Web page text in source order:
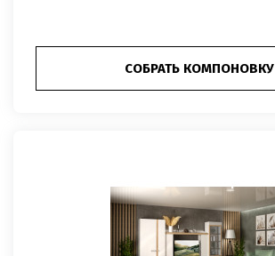
СОБРАТЬ КОМПОНОВКУ